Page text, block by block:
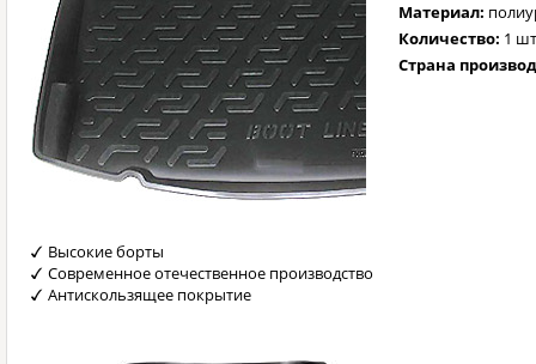
Материал:
Количество: 1
Страна
Высокие борты
Современное отечественное производство
Антискользящее покрытие